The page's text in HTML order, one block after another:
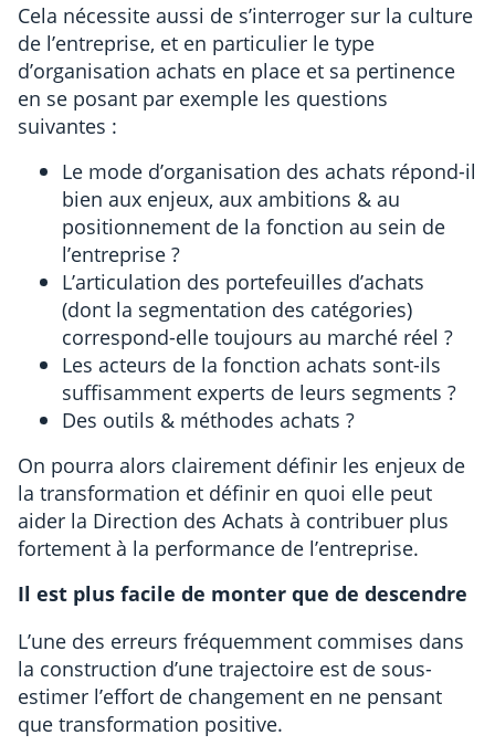
Cela nécessite aussi de s’interroger sur la culture
de l’entreprise, et en particulier le type
d’organisation achats en place et sa pertinence
en se posant par exemple les questions
suivantes :
Le mode d’organisation des achats répond-il
bien aux enjeux, aux ambitions & au
positionnement de la fonction au sein de
l’entreprise ?
L’articulation des portefeuilles d’achats
(dont la segmentation des catégories)
correspond-elle toujours au marché réel ?
Les acteurs de la fonction achats sont-ils
suffisamment experts de leurs segments ?
Des outils & méthodes achats ?
On pourra alors clairement définir les enjeux de
la transformation et définir en quoi elle peut
aider la Direction des Achats à contribuer plus
fortement à la performance de l’entreprise.
Il est plus facile de monter que de descendre
L’une des erreurs fréquemment commises dans
la construction d’une trajectoire est de sous-
estimer l’effort de changement en ne pensant
que transformation positive.